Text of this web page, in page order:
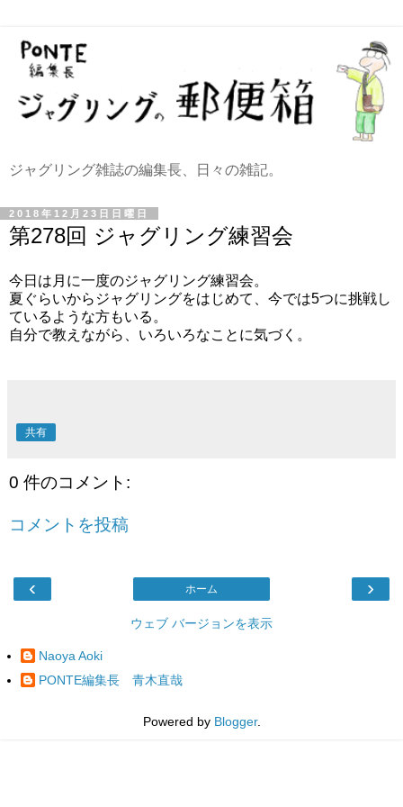
ジャグリング雑誌の編集長、日々の雑記。
2018年12月23日日曜日
第278回 ジャグリング練習会
今日は月に一度のジャグリング練習会。
夏ぐらいからジャグリングをはじめて、今では5つに挑戦し
ているような方もいる。
自分で教えながら、いろいろなことに気づく。
共有
0 件のコメント:
コメントを投稿
‹ ›
ホーム
ウェブ バージョンを表示
Naoya Aoki
PONTE編集長 青木直哉
Powered by Blogger.